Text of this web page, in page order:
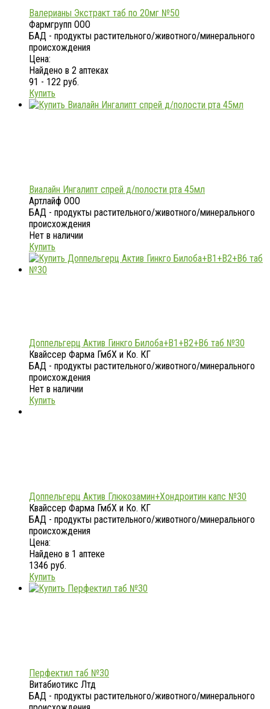
Валерианы Экстракт таб по 20мг №50
Фармгрупп ООО
БАД - продукты растительного/животного/минерального
происхождения
Цена:
Найдено в 2 аптеках
91 - 122 руб.
Купить
Виалайн Ингалипт спрей д/полости рта 45мл
Артлайф ООО
БАД - продукты растительного/животного/минерального
происхождения
Нет в наличии
Купить
Доппельгерц Актив Гинкго Билоба+В1+В2+В6 таб №30
Квайссер Фарма ГмбХ и Ко. КГ
БАД - продукты растительного/животного/минерального
происхождения
Нет в наличии
Купить
Доппельгерц Актив Глюкозамин+Хондроитин капс №30
Квайссер Фарма ГмбХ и Ко. КГ
БАД - продукты растительного/животного/минерального
происхождения
Цена:
Найдено в 1 аптеке
1346 руб.
Купить
Перфектил таб №30
Витабиотикс Лтд
БАД - продукты растительного/животного/минерального